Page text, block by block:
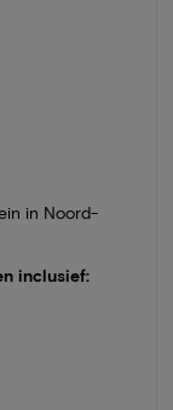
in Noord-
inclusief: